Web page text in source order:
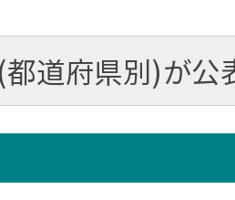
道府県別)が公